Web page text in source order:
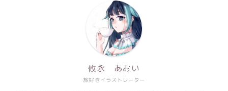
旅好きイラストレーター
攸永 あおい